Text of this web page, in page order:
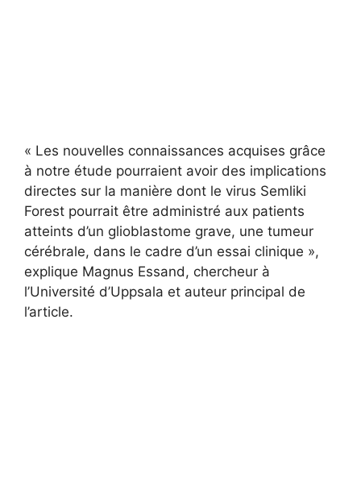
« Les nouvelles connaissances acquises grâce
à notre étude pourraient avoir des implications
directes sur la manière dont le virus Semliki
Forest pourrait être administré aux patients
atteints d’un glioblastome grave, une tumeur
cérébrale, dans le cadre d’un essai clinique »,
explique Magnus Essand, chercheur à
l’Université d’Uppsala et auteur principal de
l’article.